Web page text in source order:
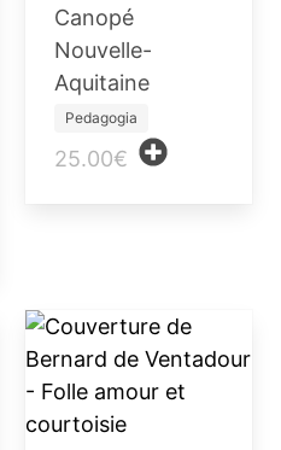
Canopé
Nouvelle-
Aquitaine
Pedagogia
25.00€